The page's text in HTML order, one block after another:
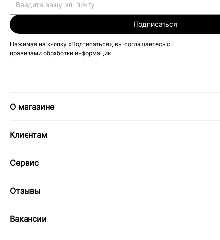
Подписаться
Нажимая на кнопку «Подписаться», вы соглашаетесь с
правилами обработки информации
О магазине
Клиентам
Сервис
Отзывы
Вакансии